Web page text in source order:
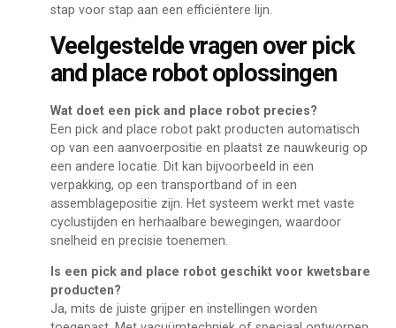
stap voor stap aan een efficiëntere lijn.
Veelgestelde vragen over pick
and place robot oplossingen
Wat doet een pick and place robot precies?
Een pick and place robot pakt producten automatisch
op van een aanvoerpositie en plaatst ze nauwkeurig op
een andere locatie. Dit kan bijvoorbeeld in een
verpakking, op een transportband of in een
assemblagepositie zijn. Het systeem werkt met vaste
cyclustijden en herhaalbare bewegingen, waardoor
snelheid en precisie toenemen.
Is een pick and place robot geschikt voor kwetsbare
producten?
Ja, mits de juiste grijper en instellingen worden